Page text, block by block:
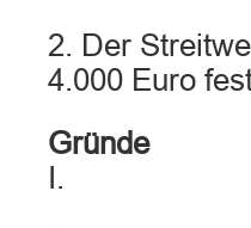
2. Der
4.000 Euro
Gründe
I.